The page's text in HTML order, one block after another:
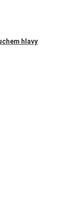
hlavy